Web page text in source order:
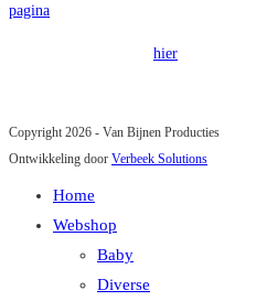
pagina
hier
Copyright 2026 - Van Bijnen Producties
Ontwikkeling door Verbeek Solutions
Home
Webshop
Baby
Diverse